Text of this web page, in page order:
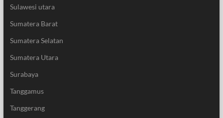
Sulawesi utara
Sumatera Barat
Sumatera Selatan
Sumatera Utara
Surabaya
Tanggamus
Tanggerang